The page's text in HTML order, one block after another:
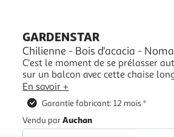
GARDENSTAR
Chilienne - Bois d'acacia -
C'est le moment de se prélasser
sur un balcon avec cette chaise
pratique, elle dispose de plusieurs positions. Pliante,
facilement la ranger ou la déplacer.
En savoir +
Garantie fabricant: 12 mois *
Vendu parAuchan